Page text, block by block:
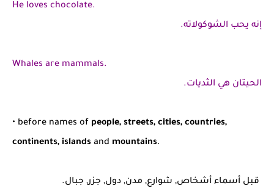
He loves chocolate.
إنه يحب الشوكولاته.
Whales are mammals.
الحيتان هي الثديات.
• before names of people, streets, cities, countries,
continents, islands and mountains.
قبل أسماء أشخاص, شوارع, مدن, دول, جزر, جبال.